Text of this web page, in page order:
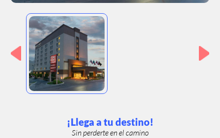
¡Llega a tu destino!
Sin perderte en el camino